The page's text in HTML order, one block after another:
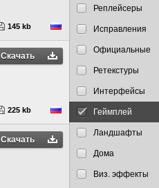
Реплейсеры
Исправления
Официальные
Ретекстуры
Интерфейсы
Геймплей
Ландшафты
Дома
Виз. эффекты
145 kb
Скачать
225 kb
Скачать